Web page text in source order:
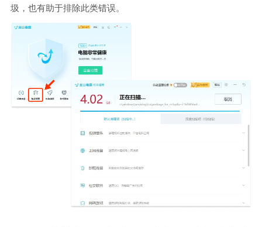
圾，也有助于排除此类错误。